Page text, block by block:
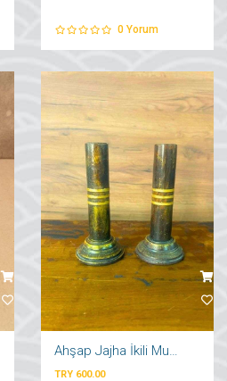
0 Yorum
TRY 600.00